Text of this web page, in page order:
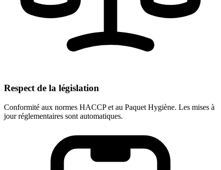
Respect de la législation
Conformité aux normes HACCP et au Paquet Hygiène. Les mises à
jour réglementaires sont automatiques.